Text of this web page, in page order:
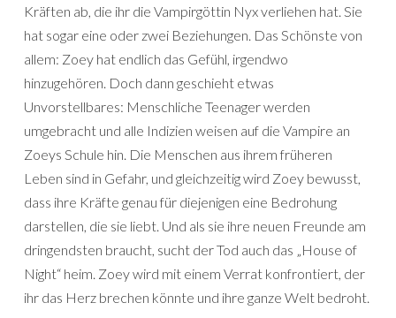
Kräften ab, die ihr die Vampirgöttin Nyx verliehen hat. Sie
hat sogar eine oder zwei Beziehungen. Das Schönste von
allem: Zoey hat endlich das Gefühl, irgendwo
hinzugehören. Doch dann geschieht etwas
Unvorstellbares: Menschliche Teenager werden
umgebracht und alle Indizien weisen auf die Vampire an
Zoeys Schule hin. Die Menschen aus ihrem früheren
Leben sind in Gefahr, und gleichzeitig wird Zoey bewusst,
dass ihre Kräfte genau für diejenigen eine Bedrohung
darstellen, die sie liebt. Und als sie ihre neuen Freunde am
dringendsten braucht, sucht der Tod auch das „House of
Night“ heim. Zoey wird mit einem Verrat konfrontiert, der
ihr das Herz brechen könnte und ihre ganze Welt bedroht.